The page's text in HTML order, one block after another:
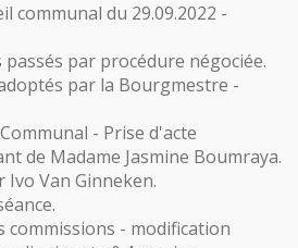
communal du 29.09.2022 -
par procédure négociée.
par la Bourgmestre -
- Prise d'acte
de Madame Jasmine Boumraya.
Van Ginneken.
commissions - modification